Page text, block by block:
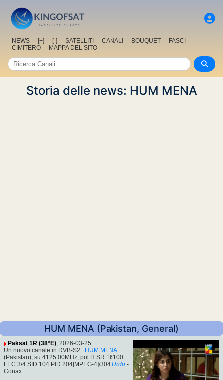
NEWS [+] [-] SATELLITI CANALI BOUQUET
FASCI
CIMITERO
MAPPA DEL SITO
Storia delle news: HUM MENA
HUM MENA (Pakistan, General)
Paksat 1R (38°E), 2026-03-25
Un nuovo canale in DVB-S2 : HUM MENA
(Pakistan), su 4125.00MHz, pol.H SR:16100
FEC:3/4 SID:104 PID:204[MPEG-4]/304 Urdu -
Conax.